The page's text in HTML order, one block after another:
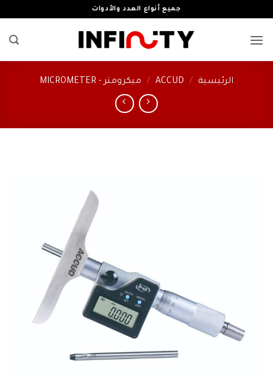
جميع أنواع العدد والأدوات
الرئيسية /
ACCUD
/ ميكرومتر - MICROMETER